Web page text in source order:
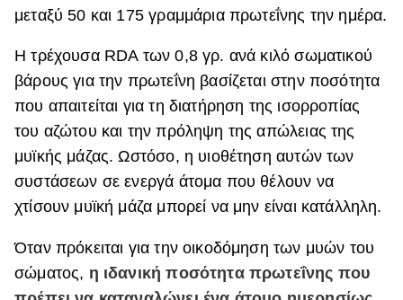
μεταξύ 50 και 175 γραμμάρια πρωτεΐνης την ημέρα.
Η τρέχουσα RDA των 0,8 γρ. ανά κιλό σωματικού
βάρους για την πρωτεΐνη βασίζεται στην ποσότητα
που απαιτείται για τη διατήρηση της ισορροπίας
του αζώτου και την πρόληψη της απώλειας της
μυϊκής μάζας. Ωστόσο, η υιοθέτηση αυτών των
συστάσεων σε ενεργά άτομα που θέλουν να
χτίσουν μυϊκή μάζα μπορεί να μην είναι κατάλληλη.
Όταν πρόκειται για την οικοδόμηση των μυών του
σώματος, η ιδανική ποσότητα πρωτεΐνης που